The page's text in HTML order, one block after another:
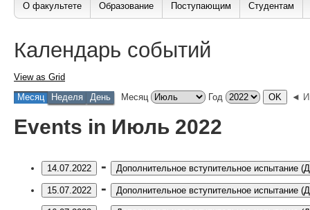
О факультете Образование Поступающим Студентам
Календарь событий
View as Grid
Месяц
Неделя День Месяц Год ◄
Events in Июль 2022
14.07.2022 - Дополнительное вступительное испытание
15.07.2022 - Дополнительное вступительное испытание